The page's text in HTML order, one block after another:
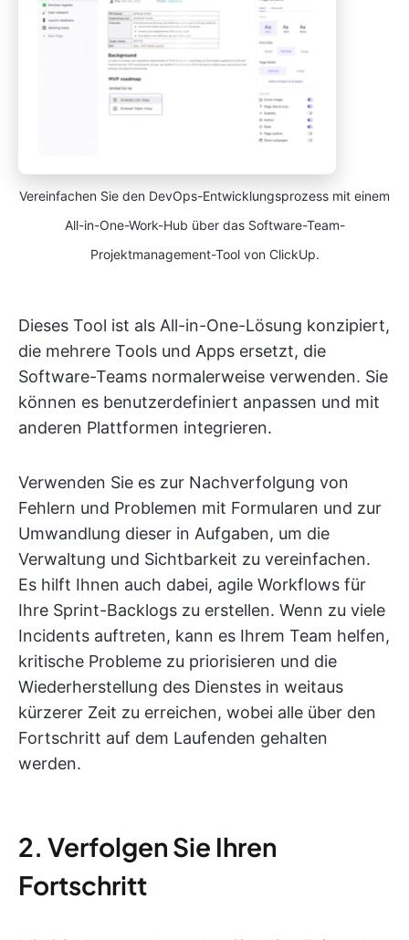
Vereinfachen Sie den DevOps-Entwicklungsprozess mit einem
All-in-One-Work-Hub über das Software-Team-
Projektmanagement-Tool von ClickUp.
Dieses Tool ist als All-in-One-Lösung konzipiert,
die mehrere Tools und Apps ersetzt, die
Software-Teams normalerweise verwenden. Sie
können es benutzerdefiniert anpassen und mit
anderen Plattformen integrieren.
Verwenden Sie es zur Nachverfolgung von
Fehlern und Problemen mit Formularen und zur
Umwandlung dieser in Aufgaben, um die
Verwaltung und Sichtbarkeit zu vereinfachen.
Es hilft Ihnen auch dabei, agile Workflows für
Ihre Sprint-Backlogs zu erstellen. Wenn zu viele
Incidents auftreten, kann es Ihrem Team helfen,
kritische Probleme zu priorisieren und die
Wiederherstellung des Dienstes in weitaus
kürzerer Zeit zu erreichen, wobei alle über den
Fortschritt auf dem Laufenden gehalten
werden.
2. Verfolgen Sie Ihren
Fortschritt